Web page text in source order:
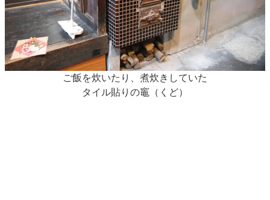
ご飯を炊いたり、煮炊きしていた
タイル貼りの竈（くど）